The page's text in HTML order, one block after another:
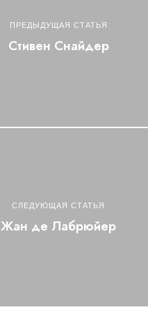
ПРЕДЫДУЩАЯ СТАТЬЯ
Стивен Снайдер
СЛЕДУЮЩАЯ СТАТЬЯ
Жан де Лабрюйер